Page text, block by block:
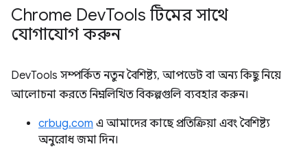
Chrome DevTools টিমের সাথে
যোগাযোগ করুন
DevTools সম্পর্কিত নতুন বৈশিষ্ট্য, আপডেট বা অন্য কিছু নিয়ে
আলোচনা করতে নিম্নলিখিত বিকল্পগুলি ব্যবহার করুন।
crbug.com এ আমাদের কাছে প্রতিক্রিয়া এবং বৈশিষ্ট্য
অনুরোধ জমা দিন।